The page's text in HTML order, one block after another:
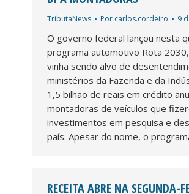
TributaNews Por carlos.cordeiro 9
O governo federal lançou nesta
programa automotivo Rota
vinha sendo alvo de
ministérios da Fazenda e da
1,5 bilhão de reais em crédito
montadoras de veículos que
investimentos em pesquisa e
país. Apesar do nome, o
RECEITA ABRE NA SEGUNDA-